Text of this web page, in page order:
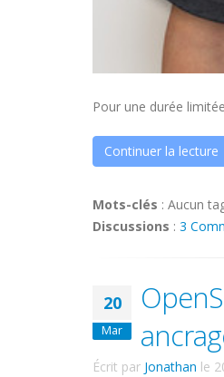
Pour une durée
Continuer la lecture
Mots-clés : Aucun
Discussions : 3
20
Mar
Écrit par Jonathan le